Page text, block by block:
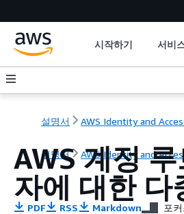
시작하기 서비
설명서 AWS Identity and
설명서 AWS Identity and
AWS 계정
자에 대한 다
PDF RSS Markdown 포